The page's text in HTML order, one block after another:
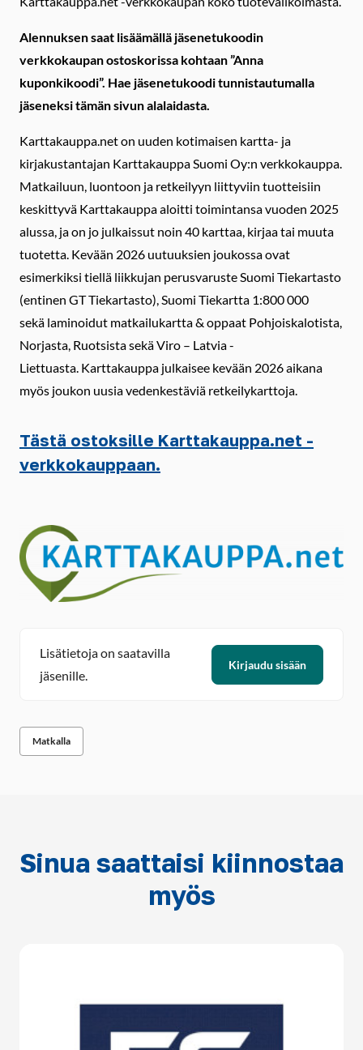
Alennuksen saat lisäämällä jäsenetukoodin
verkkokaupan ostoskorissa kohtaan ”Anna
kuponkikoodi”. Hae jäsenetukoodi tunnistautumalla
jäseneksi tämän sivun alalaidasta.
Karttakauppa.net on uuden kotimaisen kartta- ja
kirjakustantajan Karttakauppa Suomi Oy:n verkkokauppa.
Matkailuun, luontoon ja retkeilyyn liittyviin tuotteisiin
keskittyvä Karttakauppa aloitti toimintansa vuoden 2025
alussa, ja on jo julkaissut noin 40 karttaa, kirjaa tai muuta
tuotetta. Kevään 2026 uutuuksien joukossa ovat
esimerkiksi tiellä liikkujan perusvaruste Suomi Tiekartasto
(entinen GT Tiekartasto), Suomi Tiekartta 1:800 000
sekä laminoidut matkailukartta & oppaat Pohjoiskalotista,
Norjasta, Ruotsista sekä Viro – Latvia -
Liettuasta. Karttakauppa julkaisee kevään 2026 aikana
myös joukon uusia vedenkestäviä retkeilykarttoja.
Tästä ostoksille Karttakauppa.net -
verkkokauppaan.
Lisätietoja on saatavilla
jäsenille.
Kirjaudu sisään
Matkalla
Sinua saattaisi kiinnostaa
myös